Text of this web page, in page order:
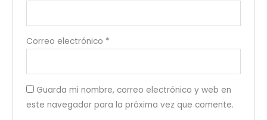
Correo electrónico *
Guarda mi nombre, correo electrónico y web en
este navegador para la próxima vez que comente.